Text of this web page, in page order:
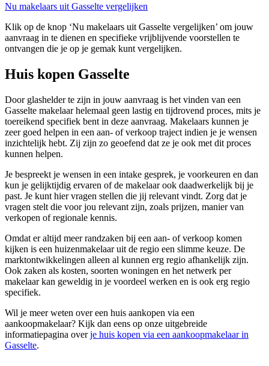
Nu makelaars uit Gasselte vergelijken
Klik op de knop ‘Nu makelaars uit Gasselte vergelijken’ om jouw
aanvraag in te dienen en specifieke vrijblijvende voorstellen te
ontvangen die je op je gemak kunt vergelijken.
Huis kopen Gasselte
Door glashelder te zijn in jouw aanvraag is het vinden van een
Gasselte makelaar helemaal geen lastig en tijdrovend proces, mits je
toereikend specifiek bent in deze aanvraag. Makelaars kunnen je
zeer goed helpen in een aan- of verkoop traject indien je je wensen
inzichtelijk hebt. Zij zijn zo geoefend dat ze je ook met dit proces
kunnen helpen.
Je bespreekt je wensen in een intake gesprek, je voorkeuren en dan
kun je gelijktijdig ervaren of de makelaar ook daadwerkelijk bij je
past. Je kunt hier vragen stellen die jij relevant vindt. Zorg dat je
vragen stelt die voor jou relevant zijn, zoals prijzen, manier van
verkopen of regionale kennis.
Omdat er altijd meer randzaken bij een aan- of verkoop komen
kijken is een huizenmakelaar uit de regio een slimme keuze. De
marktontwikkelingen alleen al kunnen erg regio afhankelijk zijn.
Ook zaken als kosten, soorten woningen en het netwerk per
makelaar kan geweldig in je voordeel werken en is ook erg regio
specifiek.
Wil je meer weten over een huis aankopen via een
aankoopmakelaar? Kijk dan eens op onze uitgebreide
informatiepagina overje huis kopen via een aankoopmakelaar in
Gasselte.